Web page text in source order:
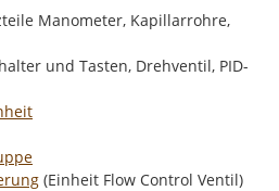
Manometer, Kapillarrohre,
und Tasten, Drehventil, PID-
(Einheit Flow Control Ventil)